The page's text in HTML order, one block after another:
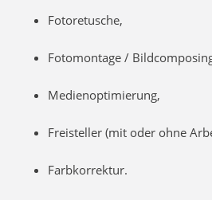
Fotoretusche,
Fotomontage /
Medienoptimierung,
Freisteller (mit oder ohne
Farbkorrektur.